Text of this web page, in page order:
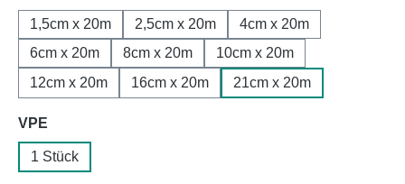
1,5cm x 20m 2,5cm x 20m
4cm x 20m
6cm x 20m
8cm x 20m
10cm x 20m
12cm x 20m
16cm x 20m 21cm x 20m
VPE
1 Stück